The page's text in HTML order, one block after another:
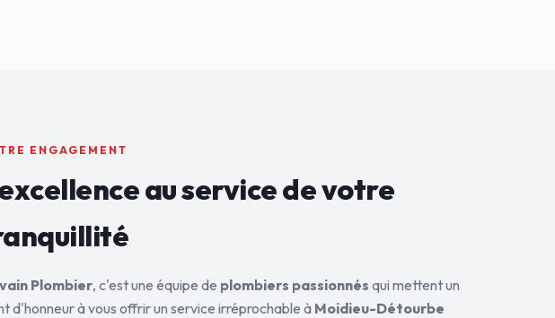
ENGAGEMENT
au service devotre
Plombier, c'est une équipe de plombiers passionnés qui mettent un
d'honneur à vous offrir un service irréprochable àMoidieu-Détourbe